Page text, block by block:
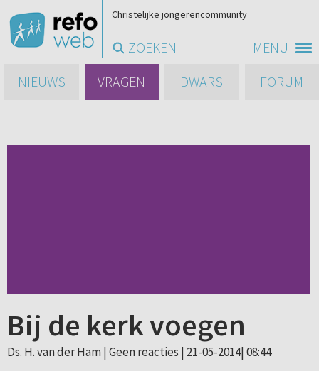
MENU
Christelijke jongerencommunity
ZOEKEN
NIEUWS
VRAGEN DWARS FORUM
Bij de kerk voegen
Ds. H. van der Ham | Geen reacties | 21-05-2014| 08:44